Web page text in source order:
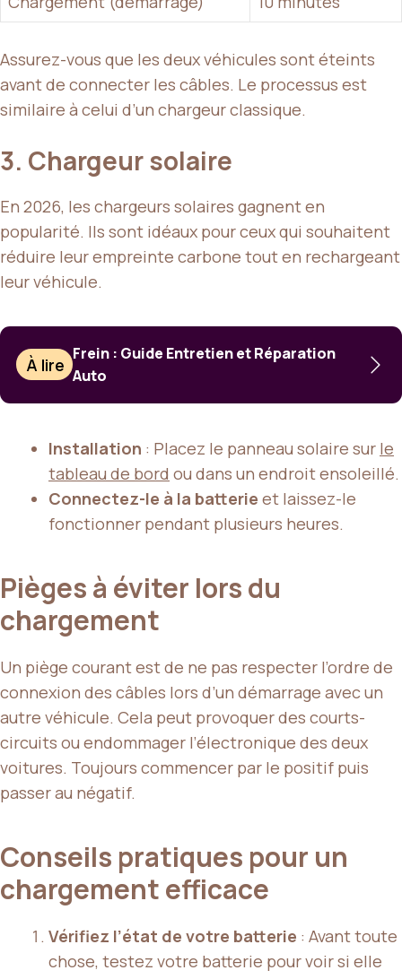
Assurez-vous que les deux véhicules sont éteints
avant de connecter les câbles. Le processus est
similaire à celui d’un chargeur classique.
3. Chargeur solaire
En 2026, les chargeurs solaires gagnent en
popularité. Ils sont idéaux pour ceux qui souhaitent
réduire leur empreinte carbone tout en rechargeant
leur véhicule.
À lire
Frein : Guide Entretien et Réparation
Auto
Installation : Placez le panneau solaire sur le
tableau de bord ou dans un endroit ensoleillé.
Connectez-le à la batterie et laissez-le
fonctionner pendant plusieurs heures.
Pièges à éviter lors du
chargement
Un piège courant est de ne pas respecter l’ordre de
connexion des câbles lors d’un démarrage avec un
autre véhicule. Cela peut provoquer des courts-
circuits ou endommager l’électronique des deux
voitures. Toujours commencer par le positif puis
passer au négatif.
Conseils pratiques pour un
chargement efficace
Vérifiez l’état de votre batterie : Avant toute
chose, testez votre batterie pour voir si elle